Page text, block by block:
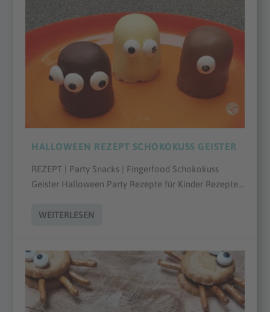
HALLOWEEN REZEPT SCHOKOKUSS GEISTER
REZEPT | Party Snacks | Fingerfood Schokokuss
Geister Halloween Party Rezepte für Kinder Rezepte...
WEITERLESEN